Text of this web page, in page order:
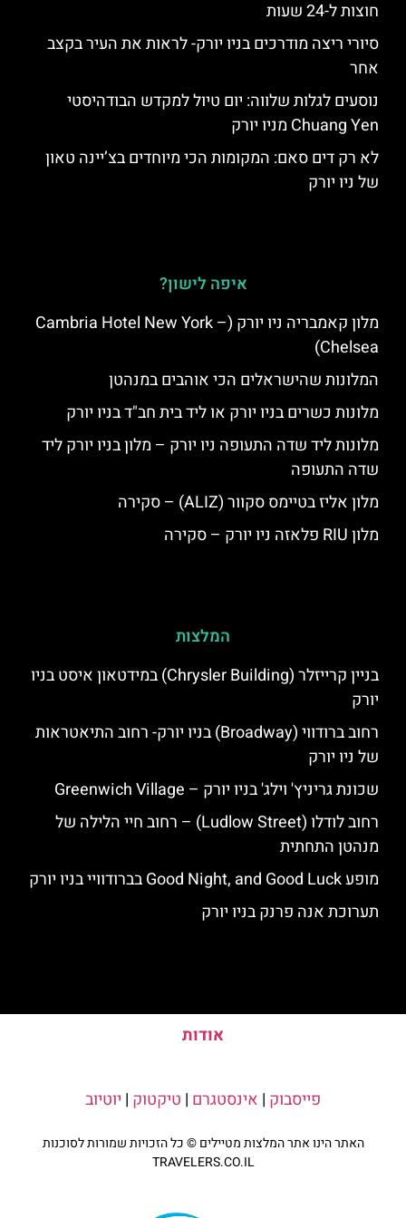
חוצות ל-24 שעות
סיורי ריצה מודרכים בניו יורק- לראות את העיר בקצב
אחר
נוסעים לגלות שלווה: יום טיול למקדש הבודהיסטי
Chuang Yen מניו יורק
לא רק דים סאם: המקומות הכי מיוחדים בצ’יינה טאון
של ניו יורק
איפה לישון?
מלון קאמבריה ניו יורק (Cambria Hotel New York –
Chelsea)
המלונות שהישראלים הכי אוהבים במנהטן
מלונות כשרים בניו יורק או ליד בית חב"ד בניו יורק
מלונות ליד שדה התעופה ניו יורק – מלון בניו יורק ליד
שדה התעופה
מלון אליז בטיימס סקוור (ALIZ) – סקירה
מלון RIU פלאזה ניו יורק – סקירה
המלצות
בניין קרייזלר (Chrysler Building) במידטאון איסט בניו
יורק
רחוב ברודווי (Broadway) בניו יורק- רחוב התיאטראות
של ניו יורק
שכונת גריניץ' וילג' בניו יורק – Greenwich Village
רחוב לודלו (Ludlow Street) – רחוב חיי הלילה של
מנהטן התחתית
מופע Good Night, and Good Luck בברודוויי בניו יורק
תערוכת אנה פרנק בניו יורק
אודות
פייסבוק | אינסטגרם | טיקטוק | יוטיוב
האתר הינו אתר המלצות מטיילים © כל הזכויות שמורות לסוכנות
TRAVELERS.CO.IL